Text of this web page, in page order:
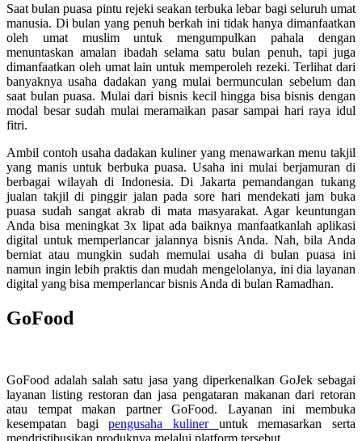
Saat bulan puasa pintu rejeki seakan terbuka lebar bagi seluruh umat
manusia. Di bulan yang penuh berkah ini tidak hanya dimanfaatkan
oleh umat muslim untuk mengumpulkan pahala dengan
menuntaskan amalan ibadah selama satu bulan penuh, tapi juga
dimanfaatkan oleh umat lain untuk memperoleh rezeki. Terlihat dari
banyaknya usaha dadakan yang mulai bermunculan sebelum dan
saat bulan puasa. Mulai dari bisnis kecil hingga bisa bisnis dengan
modal besar sudah mulai meramaikan pasar sampai hari raya idul
fitri.
Ambil contoh usaha dadakan kuliner yang menawarkan menu takjil
yang manis untuk berbuka puasa. Usaha ini mulai berjamuran di
berbagai wilayah di Indonesia. Di Jakarta pemandangan tukang
jualan takjil di pinggir jalan pada sore hari mendekati jam buka
puasa sudah sangat akrab di mata masyarakat. Agar keuntungan
Anda bisa meningkat 3x lipat ada baiknya manfaatkanlah aplikasi
digital untuk memperlancar jalannya bisnis Anda. Nah, bila Anda
berniat atau mungkin sudah memulai usaha di bulan puasa ini
namun ingin lebih praktis dan mudah mengelolanya, ini dia layanan
digital yang bisa memperlancar bisnis Anda di bulan Ramadhan.
GoFood
GoFood adalah salah satu jasa yang diperkenalkan GoJek sebagai
layanan listing restoran dan jasa pengataran makanan dari retoran
atau tempat makan partner GoFood. Layanan ini membuka
kesempatan bagipengusaha kuliner untuk memasarkan serta
mendristibusikan produknya melalui platform tersebut.